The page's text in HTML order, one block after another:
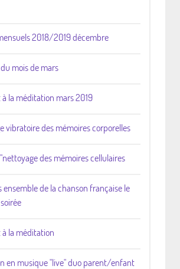
2018/2019 décembre
mois de mars
la méditation mars 2019
vibratoire des mémoires corporelles
des mémoires cellulaires
ensemble de la chanson française le
la méditation
en musique "live" duo parent/enfant